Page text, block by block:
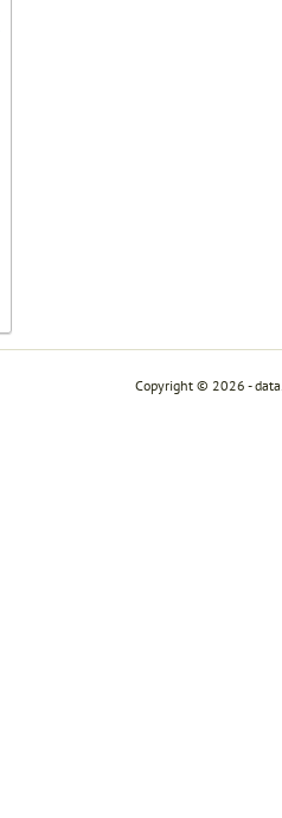
Copyright © 2026 -